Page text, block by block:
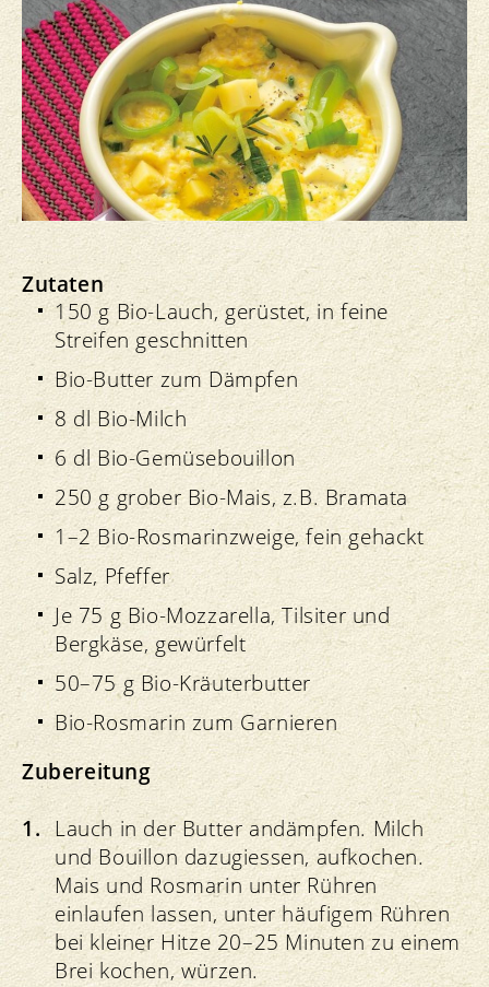
Zutaten
150 g Bio-Lauch, gerüstet, in feine
Streifen geschnitten
Bio-Butter zum Dämpfen
8 dl Bio-Milch
6 dl Bio-Gemüsebouillon
250 g grober Bio-Mais, z.B. Bramata
1–2 Bio-Rosmarinzweige, fein gehackt
Salz, Pfeffer
Je 75 g Bio-Mozzarella, Tilsiter und
Bergkäse, gewürfelt
50–75 g Bio-Kräuterbutter
Bio-Rosmarin zum Garnieren
Zubereitung
Lauch in der Butter andämpfen. Milch
und Bouillon dazugiessen, aufkochen.
Mais und Rosmarin unter Rühren
einlaufen lassen, unter häufigem Rühren
bei kleiner Hitze 20–25 Minuten zu einem
Brei kochen, würzen.